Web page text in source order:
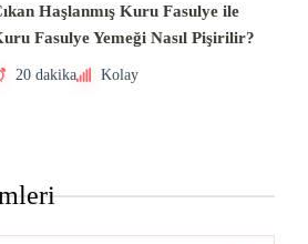
Haşlanmış Kuru Fasulye ile
Fasulye Yemeği Nasıl Pişirilir?
20 dakika Kolay